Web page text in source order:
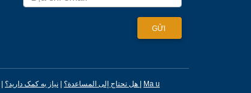
هل تحتاج إلى المساعدة؟
Ma u